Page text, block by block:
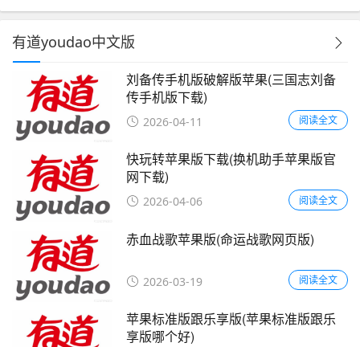
有道youdao中文版
刘备传手机版破解版苹果(三国志刘备
传手机版下载)
2026-04-11 阅读全文
快玩转苹果版下载(换机助手苹果版官
网下载)
2026-04-06 阅读全文
赤血战歌苹果版(命运战歌网页版)
2026-03-19 阅读全文
苹果标准版跟乐享版(苹果标准版跟乐
享版哪个好)